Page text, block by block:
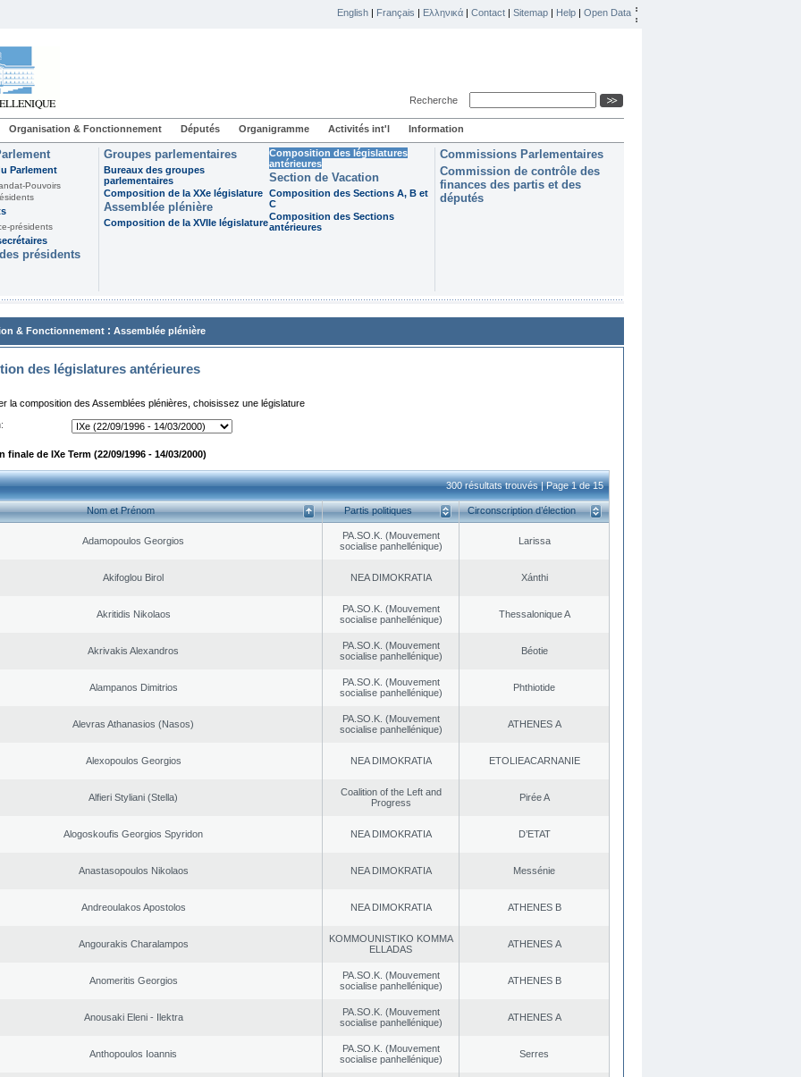
English | Français | Ελληνικά | Contact | Sitemap | Help | Open Data
Recherche
Organisation & Fonctionnement Députés Organigramme Activités int'l Information
Parlement
Pouvoirs
présidents
présidents
Groupes parlementaires
Bureaux des groupes
parlementaires
Composition de la XXe législature
Assemblée plénière
Composition de la XVIIe législature
Composition des législatures
antérieures
Section de Vacation
Composition des Sections A, B et
C
Composition des Sections
antérieures
Commissions Parlementaires
Commission de contrôle des
finances des partis et des
députés
& Fonctionnement : Assemblée plénière
des législatures antérieures
la composition des Assemblées plénières, choisissez une législature
finale de IXe Term (22/09/1996 - 14/03/2000)
300 résultats trouvés | Page 1 de 15
Nom et Prénom Partis politiques Circonscription d’élection
Adamopoulos Georgios
PA.SO.K. (Mouvement
socialise panhellénique)
Larissa
Akifoglou Birol NEA DΙMOKRATIA Xánthi
Akritidis Nikolaos
PA.SO.K. (Mouvement
socialise panhellénique)
Thessalonique A
Akrivakis Alexandros
PA.SO.K. (Mouvement
socialise panhellénique)
Béotie
Alampanos Dimitrios
PA.SO.K. (Mouvement
socialise panhellénique)
Phthiotide
Alevras Athanasios (Nasos)
PA.SO.K. (Mouvement
socialise panhellénique)
ATHENES Α
Alexopoulos Georgios NEA DΙMOKRATIA EΤOLIEACARNANIE
Alfieri Styliani (Stella)
Coalition of the Left and
Progress
Pirée A
Alogoskoufis Georgios Spyridon NEA DΙMOKRATIA D’ETAT
Anastasopoulos Nikolaos NEA DΙMOKRATIA Messénie
Andreoulakos Apostolos NEA DΙMOKRATIA ATHENES Β
Angourakis Charalampos
KOMMOUNISTIKO KOMMA
ELLADAS
ATHENES Α
Anomeritis Georgios
PA.SO.K. (Mouvement
socialise panhellénique)
ATHENES Β
Anousaki Eleni - Ilektra
PA.SO.K. (Mouvement
socialise panhellénique)
ATHENES Α
Anthopoulos Ioannis
PA.SO.K. (Mouvement
socialise panhellénique)
Serres